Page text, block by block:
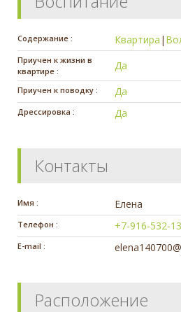
Содержание : Квартира |
Приучен к жизни в
квартире :
Да
Приучен к поводку : Да
Дрессировка : Да
Контакты
Имя : Елена
Телефон : +7-916-532-
E-mail :
Расположение